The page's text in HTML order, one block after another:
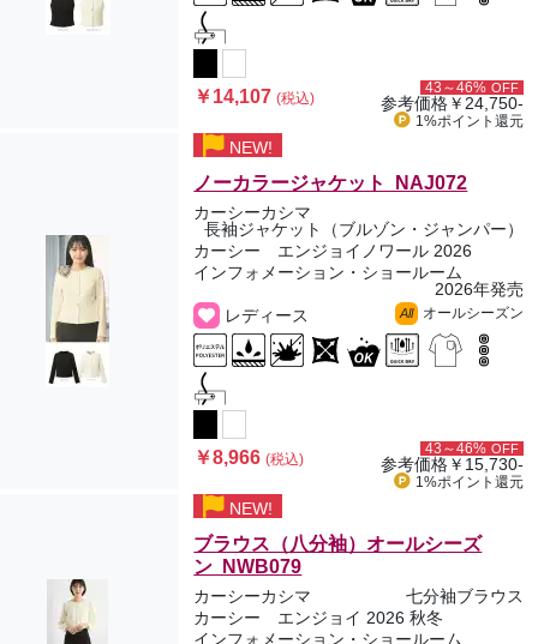
￥14,107(税込)
43～46% OFF
参考価格￥24,750-
1%ポイント 還元
NEW!
ノーカラージャケット NAJ072
カーシーカシマ
長袖ジャケット（ブルゾン・ジャンパー）
カーシー エンジョイノワール 2026
インフォメーション・ショールーム
2026年発売
レディース
All オールシーズン
￥8,966(税込)
43～46% OFF
参考価格￥15,730-
1%ポイント 還元
NEW!
ブラウス（八分袖）オールシーズ
ン NWB079
カーシーカシマ
七分袖ブラウス
カーシー エンジョイ 2026 秋冬
インフォメーション・ショールーム